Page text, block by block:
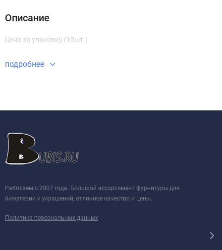
Описание
Цена за упаковку (10шт.)
подробнее
Работаем с 2007 года. Большой ассортимент фурнитуры для
бижутерии и украшений, отличное качество и цены.
Политика персональных данных